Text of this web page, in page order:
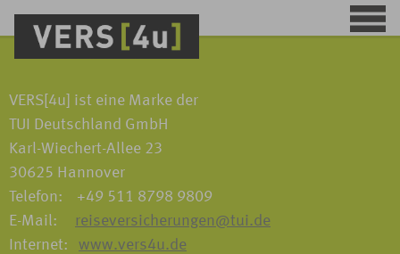
VERS[4u] ist eine Marke der
TUI Deutschland GmbH
Karl-Wiechert-Allee 23
30625 Hannover
Telefon: +49 511 8798 9809
E-Mail:
reiseversicherungen@tui.de
Internet: www.vers4u.de